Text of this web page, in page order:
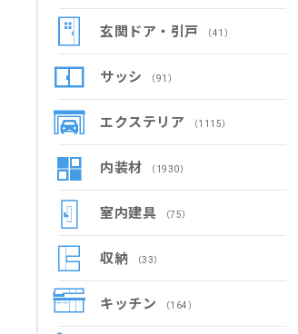
玄関ドア・引戸 （41）
サッシ （91）
エクステリア （1115）
内装材 （1930）
室内建具 （75）
収納 （33）
キッチン （164）